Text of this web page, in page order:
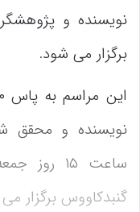
نویسنده و
برگزار می شود.
نویسنده و محقق
گنبدکاووس برگزار